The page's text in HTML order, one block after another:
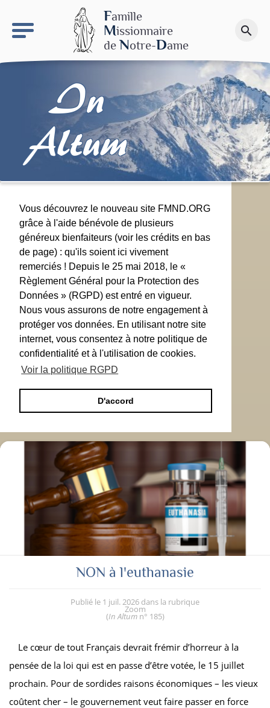
Famille
Missionnaire
de Notre-Dame
search
Faire un don
In
Altum
Vous découvrez le nouveau site FMND.ORG
grâce à l'aide bénévole de plusieurs
généreux bienfaiteurs (voir les crédits en bas
de page) : qu'ils soient ici vivement
remerciés ! Depuis le 25 mai 2018, le «
Règlement Général pour la Protection des
Données » (RGPD) est entré en vigueur.
Nous vous assurons de notre engagement à
protéger vos données. En utilisant notre site
internet, vous consentez à notre politique de
confidentialité et à l'utilisation de cookies.
Voir la politique RGPD
D'accord
NON à l'euthanasie
Publié le 1 juil. 2026 dans la rubrique
Zoom
(In Altumn° 185)
Le cœur de tout Français devrait frémir d’horreur à la
pensée de la loi qui est en passe d’être votée, le 15 juillet
prochain. Pour de sordides raisons économiques – les vieux
coûtent cher – le gouvernement veut faire passer en force